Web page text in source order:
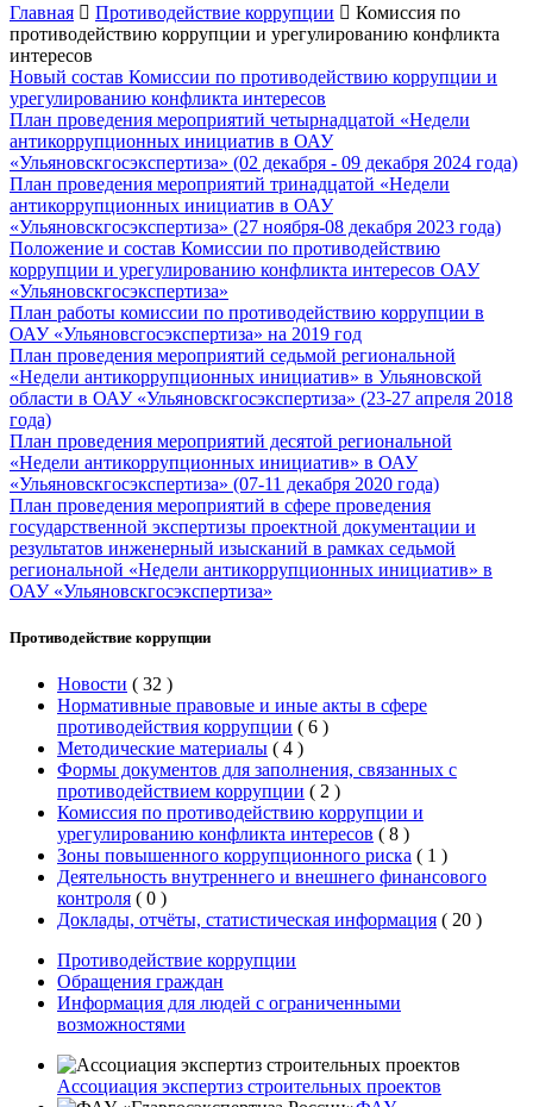
Главная Противодействие коррупции
Комиссия по
противодействию коррупции и урегулированию конфликта
интересов
Новый состав Комиссии по противодействию коррупции и
урегулированию конфликта интересов
План проведения мероприятий четырнадцатой «Недели
антикоррупционных инициатив в ОАУ
«Ульяновскгосэкспертиза» (02 декабря - 09 декабря 2024 года)
План проведения мероприятий тринадцатой «Недели
антикоррупционных инициатив в ОАУ
«Ульяновскгосэкспертиза» (27 ноября-08 декабря 2023 года)
Положение и состав Комиссии по противодействию
коррупции и урегулированию конфликта интересов ОАУ
«Ульяновскгосэкспертиза»
План работы комиссии по противодействию коррупции в
ОАУ «Ульяновсгосэкспертиза» на 2019 год
План проведения мероприятий седьмой региональной
«Недели антикоррупционных инициатив» в Ульяновской
области в ОАУ «Ульяновскгосэкспертиза» (23-27 апреля 2018
года)
План проведения мероприятий десятой региональной
«Недели антикоррупционных инициатив» в ОАУ
«Ульяновскгосэкспертиза» (07-11 декабря 2020 года)
План проведения мероприятий в сфере проведения
государственной экспертизы проектной документации и
результатов инженерный изысканий в рамках седьмой
региональной «Недели антикоррупционных инициатив» в
ОАУ «Ульяновскгосэкспертиза»
Противодействие коррупции
Новости ( 32 )
Нормативные правовые и иные акты в сфере
противодействия коррупции ( 6 )
Методические материалы ( 4 )
Формы документов для заполнения, связанных с
противодействием коррупции ( 2 )
Комиссия по противодействию коррупции и
урегулированию конфликта интересов ( 8 )
Зоны повышенного коррупционного риска ( 1 )
Деятельность внутреннего и внешнего финансового
контроля ( 0 )
Доклады, отчёты, статистическая информация ( 20 )
Противодействие коррупции
Обращения граждан
Информация для людей с ограниченными
возможностями
Ассоциация экспертиз строительных проектов